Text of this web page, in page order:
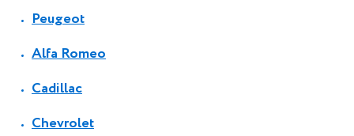
Peugeot
Alfa Romeo
Cadillac
Chevrolet